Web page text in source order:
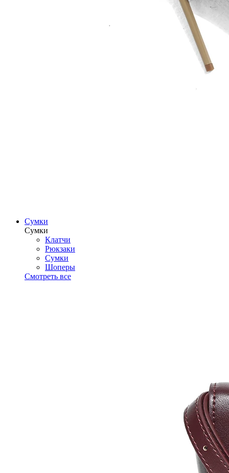
Сумки
Сумки
Клатчи
Рюкзаки
Сумки
Шоперы
Смотреть все